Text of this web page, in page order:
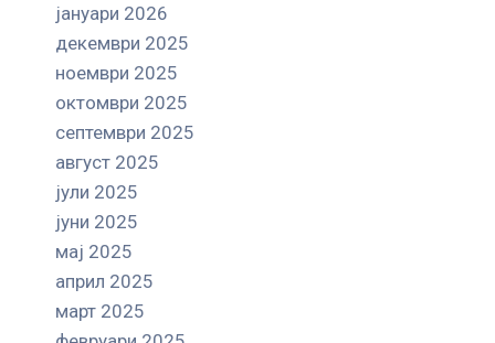
јануари 2026
декември 2025
ноември 2025
октомври 2025
септември 2025
август 2025
јули 2025
јуни 2025
мај 2025
април 2025
март 2025